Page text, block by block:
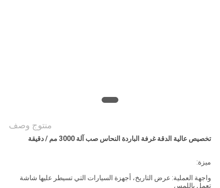
منتوج وصف
تخصيص عالية الدقة غرفة الباردة النحاس صب آلة 3000 مم / دقيقة
ميزة:
واجهة العملية: عرض التاريخ، أجهزة السيارات التي تسيطر عليها شاشة
تعمل باللمس